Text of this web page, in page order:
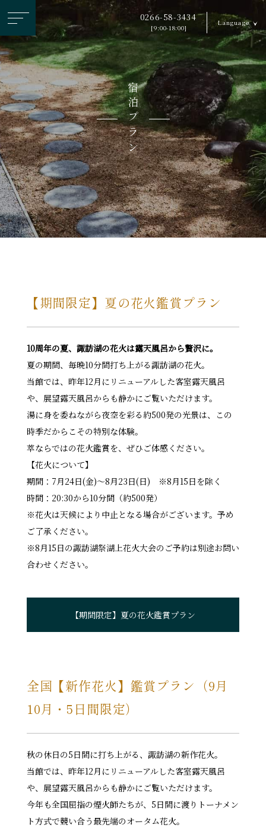
ダ
ー
メ
ニ
ュ
ー
を
ス
キ
ッ
プ
す
る
0266-58-3434
[9:00-18:00]
Language
宿泊プラン
【期間限定】夏の花火鑑賞プラン
10周年の夏、諏訪湖の花火は露天風呂から贅沢に。
夏の期間、毎晩10分間打ち上がる諏訪湖の花火。
当館では、昨年12月にリニューアルした客室露天風呂
や、展望露天風呂からも静かにご覧いただけます。
湯に身を委ねながら夜空を彩る約500発の光景は、この
時季だからこその特別な体験。
萃ならではの花火鑑賞を、ぜひご体感ください。
【花火について】
期間：7月24日(金)〜8月23日(日) ※8月15日を除く
時間：20:30から10分間（約500発）
※花火は天候により中止となる場合がございます。予め
ご了承ください。
※8月15日の諏訪湖祭湖上花火大会のご予約は別途お問い
合わせください。
【期間限定】夏の花火鑑賞プラン
全国【新作花火】鑑賞プラン（9月
10月・5日間限定）
秋の休日の5日間に打ち上がる、諏訪湖の新作花火。
当館では、昨年12月にリニューアルした客室露天風呂
や、展望露天風呂からも静かにご覧いただけます。
今年も全国屈指の煙火師たちが、5日間に渡りトーナメン
ト方式で競い合う最先端のオータム花火。